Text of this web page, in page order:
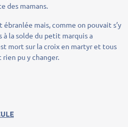
des mamans.
ébranlée mais, comme on pouvait s’y
la solde du petit marquis a
mort sur la croix en martyr et tous
rien pu y changer.